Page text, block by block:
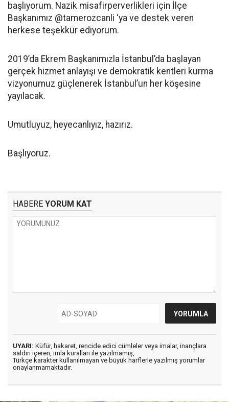
başlıyorum. Nazik misafirperverlikleri için İlçe
Başkanımız @tamerozcanli ‘ya ve destek veren
herkese teşekkür ediyorum.
2019’da Ekrem Başkanımızla İstanbul’da başlayan
gerçek hizmet anlayışı ve demokratik kentleri kurma
vizyonumuz güçlenerek İstanbul’un her köşesine
yayılacak.
Umutluyuz, heyecanlıyız, hazırız.
Başlıyoruz.
HABERE YORUM KAT
UYARI: Küfür, hakaret, rencide edici cümleler veya imalar, inançlara
saldırı içeren, imla kuralları ile yazılmamış,
Türkçe karakter kullanılmayan ve büyük harflerle yazılmış yorumlar
onaylanmamaktadır.